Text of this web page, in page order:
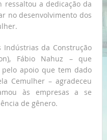
ressaltou a dedicação da
no desenvolvimento dos
da Construção
Fábio Nahuz – que
pelo apoio que tem dado
Cemulher – agradeceu
às empresas a se
de gênero.